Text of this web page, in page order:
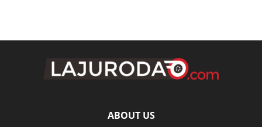
ABOUT US